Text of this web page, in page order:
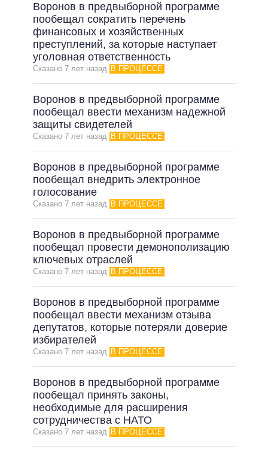
Воронов в предвыборной программе
пообещал сократить перечень
финансовых и хозяйственных
преступлений, за которые наступает
уголовная ответственность
Сказано 7 лет назад В ПРОЦЕССЕ
Воронов в предвыборной программе
пообещал ввести механизм надежной
защиты свидетелей
Сказано 7 лет назад В ПРОЦЕССЕ
Воронов в предвыборной программе
пообещал внедрить электронное
голосование
Сказано 7 лет назад В ПРОЦЕССЕ
Воронов в предвыборной программе
пообещал провести демонополизацию
ключевых отраслей
Сказано 7 лет назад В ПРОЦЕССЕ
Воронов в предвыборной программе
пообещал ввести механизм отзыва
депутатов, которые потеряли доверие
избирателей
Сказано 7 лет назад В ПРОЦЕССЕ
Воронов в предвыборной программе
пообещал принять законы,
необходимые для расширения
сотрудничества с НАТО
Сказано 7 лет назад В ПРОЦЕССЕ